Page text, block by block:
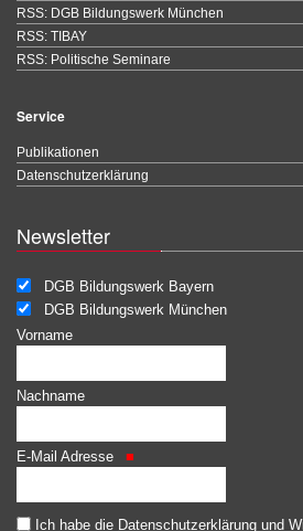
RSS: DGB Bildungswerk München
RSS: TIBAY
RSS: Politische Seminare
Service
Publikationen
Datenschutzerklärung
Newsletter
DGB Bildungswerk Bayern
DGB Bildungswerk München
Vorname
Nachname
E-Mail Adresse
Ich habe die Datenschutzerklärung und